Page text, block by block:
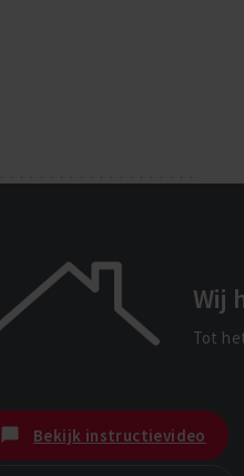
Wij
Tot
Bekijk instructievideo